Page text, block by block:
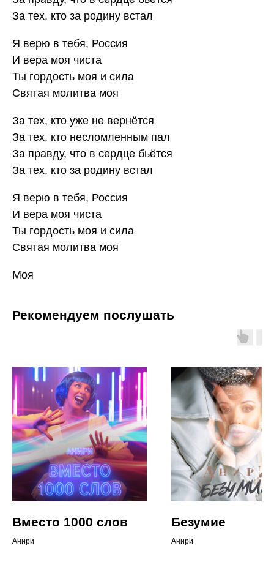
За тех, кто за родину встал
Я верю в тебя, Россия
И вера моя чиста
Ты гордость моя и сила
Святая молитва моя
За тех, кто уже не вернётся
За тех, кто несломленным пал
За правду, что в сердце бьётся
За тех, кто за родину встал
Я верю в тебя, Россия
И вера моя чиста
Ты гордость моя и сила
Святая молитва моя
Моя
Рекомендуем послушать
Вместо 1000 слов
Анири
Безумие
Анири